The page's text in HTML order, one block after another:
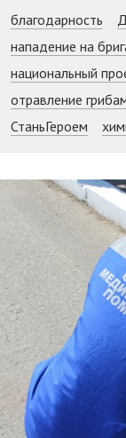
благодарность
нападение на
национальный
отравление
СтаньГероем